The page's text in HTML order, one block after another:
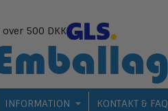
500 DKK
INFORMATION KONTAKT & FAQ